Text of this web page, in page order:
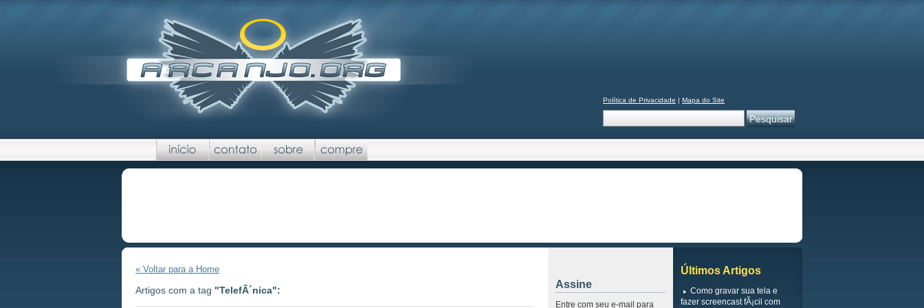
Política de Privacidade | Mapa do Site
« Voltar para a Home
Artigos com a tag "TelefÃ´nica":
Últimos Artigos
Como gravar sua tela e
fazer screencast fÃ¡cil com
Assine
Entre com seu e-mail para